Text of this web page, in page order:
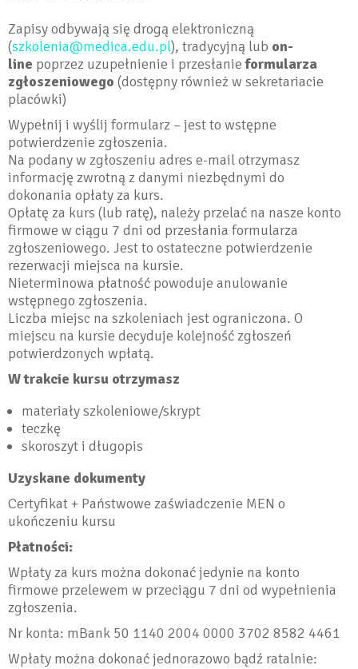
Zapisy odbywają się drogą elektroniczną
(szkolenia@medica.edu.pl), tradycyjną lub on-
line poprzez uzupełnienie i przesłanieformularza
zgłoszeniowego (dostępny również w sekretariacie
placówki)
Wypełnij i wyślij formularz – jest to wstępne
potwierdzenie zgłoszenia.
Na podany w zgłoszeniu adres e-mail otrzymasz
informację zwrotną z danymi niezbędnymi do
dokonania opłaty za kurs.
Opłatę za kurs (lub ratę), należy przelać na nasze konto
firmowe w ciągu 7 dni od przesłania formularza
zgłoszeniowego. Jest to ostateczne potwierdzenie
rezerwacji miejsca na kursie.
Nieterminowa płatność powoduje anulowanie
wstępnego zgłoszenia.
Liczba miejsc na szkoleniach jest ograniczona. O
miejscu na kursie decyduje kolejność zgłoszeń
potwierdzonych wpłatą.
W trakcie kursu otrzymasz
materiały szkoleniowe/skrypt
teczkę
skoroszyt i długopis
Uzyskane dokumenty
Certyfikat + Państwowe zaświadczenie MEN o
ukończeniu kursu
Płatności:
Wpłaty za kurs można dokonać jedynie na konto
firmowe przelewem w przeciągu 7 dni od wypełnienia
zgłoszenia.
Nr konta: mBank 50 1140 2004 0000 3702 8582 4461
Wpłaty można dokonać jednorazowo bądź ratalnie: